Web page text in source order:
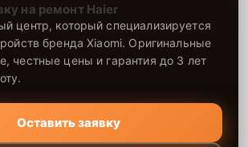
на ремонт Haier
центр, который специализируется
бренда Xiaomi. Оригинальные
честные цены и гарантия до 3 лет
Оставить заявку